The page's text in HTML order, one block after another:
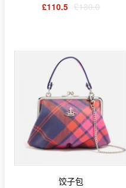
£110.5 £130.0
饺子包